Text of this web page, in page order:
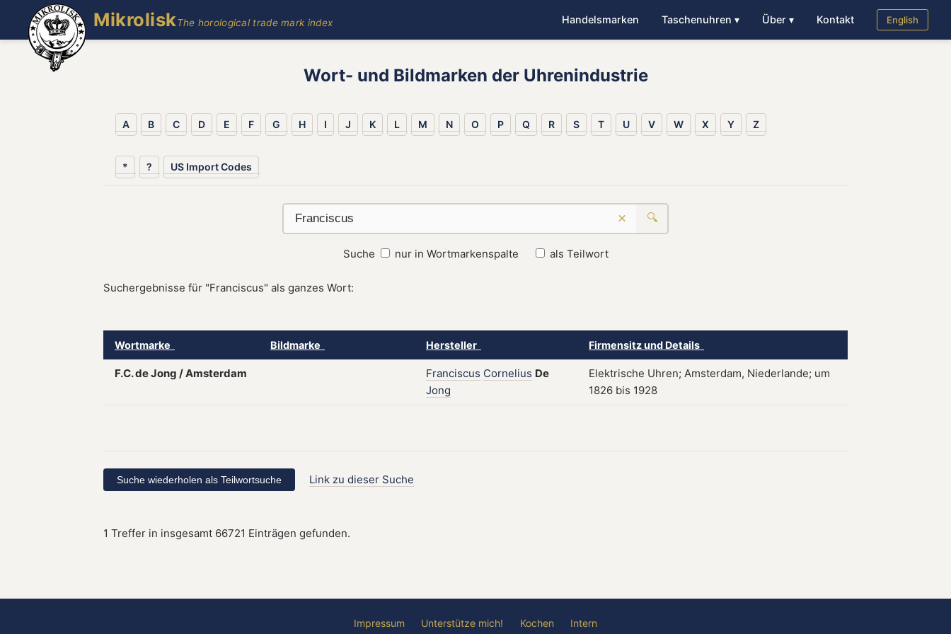
MikroliskThe horological trade mark index Handelsmarken Taschenuhren ▾ Über ▾ Kontakt English
Wort- und Bildmarken der Uhrenindustrie
A B C D E F G H I J K L M N O P Q R S T U V W X Y Z
* ? US Import Codes
× 🔍
Suche nur in Wortmarkenspalte als Teilwort
Suchergebnisse für "Franciscus" als ganzes Wort:
Wortmarke Bildmarke Hersteller Firmensitz und Details
F.C. de Jong / Amsterdam Franciscus Cornelius De
Jong
Elektrische Uhren; Amsterdam, Niederlande; um
1826 bis 1928
Link zu dieser Suche
1 Treffer in insgesamt 66721 Einträgen gefunden.
Impressum Unterstütze mich! Kochen Intern